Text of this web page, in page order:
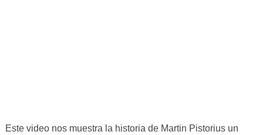
Este video nos muestra la historia de Martin Pistorius un